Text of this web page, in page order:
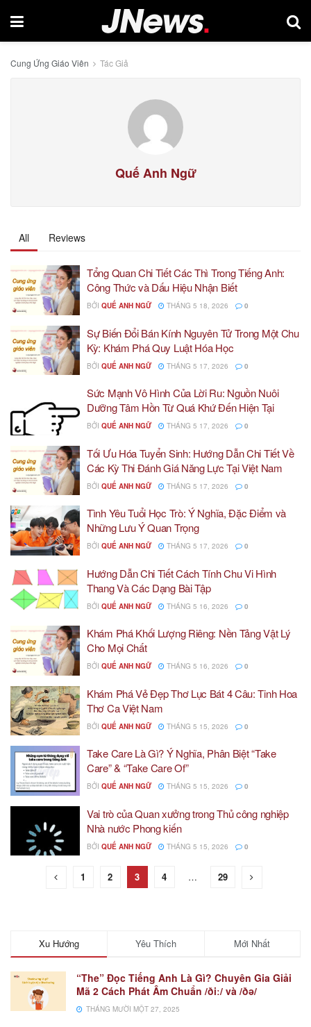
Cung Ứng Giáo Viên Tác Giả
Quế Anh Ngữ
All Reviews
Tổng Quan Chi Tiết Các Thì Trong Tiếng Anh:
Công Thức và Dấu Hiệu Nhận Biết
BỞI QUẾ ANH NGỮ THÁNG 5 18, 2026 0
Sự Biến Đổi Bán Kính Nguyên Tử Trong Một Chu
Kỳ: Khám Phá Quy Luật Hóa Học
BỞI QUẾ ANH NGỮ THÁNG 5 17, 2026 0
Sức Mạnh Vô Hình Của Lời Ru: Nguồn Nuôi
Dưỡng Tâm Hồn Từ Quá Khứ Đến Hiện Tại
BỞI QUẾ ANH NGỮ THÁNG 5 17, 2026 0
Tối Ưu Hóa Tuyển Sinh: Hướng Dẫn Chi Tiết Về
Các Kỳ Thi Đánh Giá Năng Lực Tại Việt Nam
BỞI QUẾ ANH NGỮ THÁNG 5 17, 2026 0
Tình Yêu Tuổi Học Trò: Ý Nghĩa, Đặc Điểm và
Những Lưu Ý Quan Trọng
BỞI QUẾ ANH NGỮ THÁNG 5 17, 2026 0
Hướng Dẫn Chi Tiết Cách Tính Chu Vi Hình
Thang Và Các Dạng Bài Tập
BỞI QUẾ ANH NGỮ THÁNG 5 16, 2026 0
Khám Phá Khối Lượng Riêng: Nền Tảng Vật Lý
Cho Mọi Chất
BỞI QUẾ ANH NGỮ THÁNG 5 16, 2026 0
Khám Phá Vẻ Đẹp Thơ Lục Bát 4 Câu: Tinh Hoa
Thơ Ca Việt Nam
BỞI QUẾ ANH NGỮ THÁNG 5 15, 2026 0
Take Care Là Gì? Ý Nghĩa, Phân Biệt “Take
Care” & “Take Care Of”
BỞI QUẾ ANH NGỮ THÁNG 5 15, 2026 0
Vai trò của Quan xưởng trong Thủ công nghiệp
Nhà nước Phong kiến
BỞI QUẾ ANH NGỮ THÁNG 5 15, 2026 0
1 2 3 4 … 29
Xu Hướng Yêu Thích Mới Nhất
“The” Đọc Tiếng Anh Là Gì? Chuyên Gia Giải
Mã 2 Cách Phát Âm Chuẩn /ðiː/ và /ðə/
THÁNG MƯỜI MỘT 27, 2025